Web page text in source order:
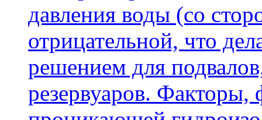
давления воды (со
отрицательной, что
решением для
резервуаров.